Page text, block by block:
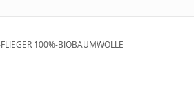
100%-BIOBAUMWOLLE